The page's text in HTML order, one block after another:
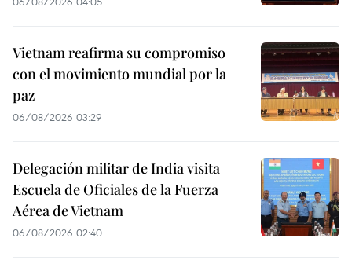
Vietnam reafirma su compromiso
con el movimiento mundial por la
paz
06/08/2026 03:29
Delegación militar de India visita
Escuela de Oficiales de la Fuerza
Aérea de Vietnam
06/08/2026 02:40